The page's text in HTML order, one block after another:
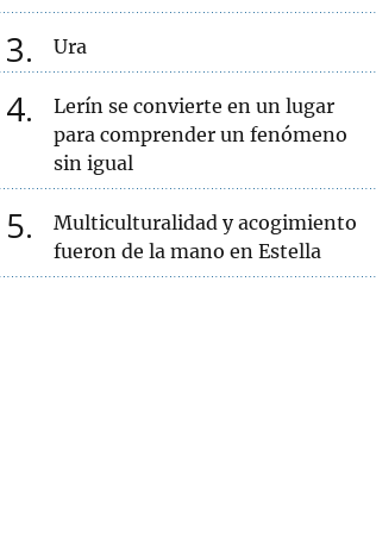
3 Ura
4
Lerín se convierte en un lugar
para comprender un fenómeno
sin igual
5
Multiculturalidad y acogimiento
fueron de la mano en Estella